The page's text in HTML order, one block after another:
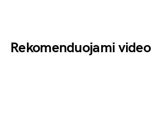
Rekomenduojami video